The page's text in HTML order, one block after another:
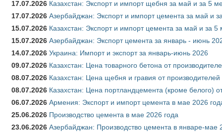
17.07.2026 Казахстан: Экспорт и импорт щебня за май и за 5
17.07.2026 Азербайджан: Экспорт и импорт цемента за май и
15.07.2026 Казахстан: Экспорт и импорт цемента за май и за
15.07.2026 Азербайджан: Экспорт цемента за январь - июнь
14.07.2026 Украина: Импорт и экспорт за январь-июнь 2026
09.07.2026 Казахстан: Цена товарного бетона от
08.07.2026 Казахстан: Цена щебня и гравия от
08.07.2026 Казахстан: Цена портландцемента (кроме белого)
06.07.2026 Армения: Экспорт и импорт цемента в мае 2026
25.06.2026 Производство цемента в мае 2026 года
23.06.2026 Азербайджан: Производство цемента в январе-мае